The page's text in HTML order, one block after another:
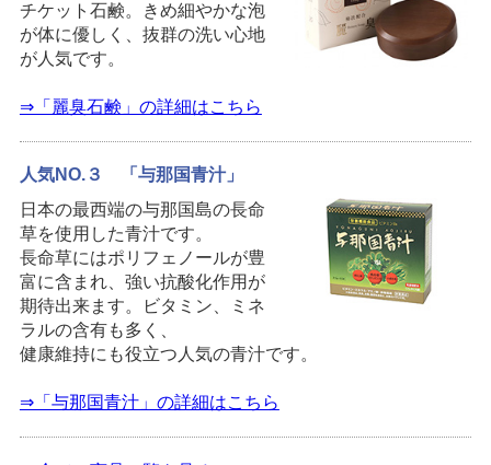
チケット石鹸。きめ細やかな泡
が体に優しく、抜群の洗い心地
が人気です。
⇒「麗臭石鹸」の詳細はこちら
人気NO.３ 「与那国青汁」
日本の最西端の与那国島の長命
草を使用した青汁です。
長命草にはポリフェノールが豊
富に含まれ、強い抗酸化作用が
期待出来ます。ビタミン、ミネ
ラルの含有も多く、
健康維持にも役立つ人気の青汁です。
⇒「与那国青汁」の詳細はこちら